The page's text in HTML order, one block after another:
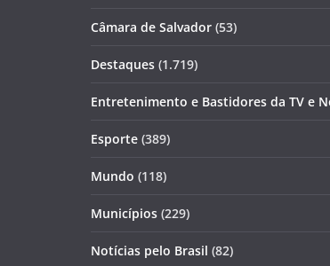
Câmara de Salvador (53)
Destaques (1.719)
Entretenimento e Bastidores da TV e
Esporte (389)
Mundo (118)
Municípios (229)
Notícias pelo Brasil (82)